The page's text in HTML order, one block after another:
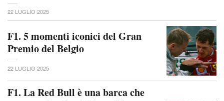
22 LUGLIO 2025
F1. 5 momenti iconici del Gran
Premio del Belgio
22 LUGLIO 2025
F1. La Red Bull è una barca che